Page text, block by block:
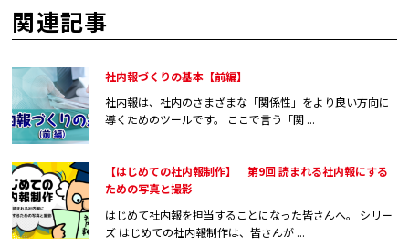
関連記事
社内報づくりの基本【前編】
社内報は、社内のさまざまな「関係性」をより良い方向に
導くためのツールです。 ここで言う「関 ...
【はじめての社内報制作】 第9回 読まれる社内報にする
ための写真と撮影
はじめて社内報を担当することになった皆さんへ。 シリー
ズ はじめての社内報制作は、皆さんが ...